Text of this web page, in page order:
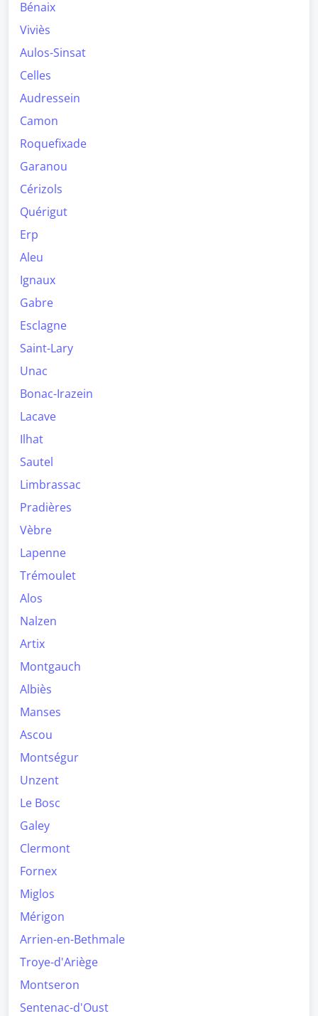
Bénaix
Viviès
Aulos-Sinsat
Celles
Audressein
Camon
Roquefixade
Garanou
Cérizols
Quérigut
Erp
Aleu
Ignaux
Gabre
Esclagne
Saint-Lary
Unac
Bonac-Irazein
Lacave
Ilhat
Sautel
Limbrassac
Pradières
Vèbre
Lapenne
Trémoulet
Alos
Nalzen
Artix
Montgauch
Albiès
Manses
Ascou
Montségur
Unzent
Le Bosc
Galey
Clermont
Fornex
Miglos
Mérigon
Arrien-en-Bethmale
Troye-d'Ariège
Montseron
Sentenac-d'Oust